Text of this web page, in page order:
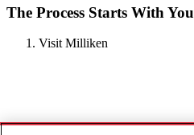
The Process Starts With You
Visit Milliken